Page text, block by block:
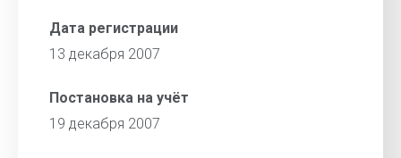
Дата регистрации
13 декабря 2007
Постановка на учёт
19 декабря 2007